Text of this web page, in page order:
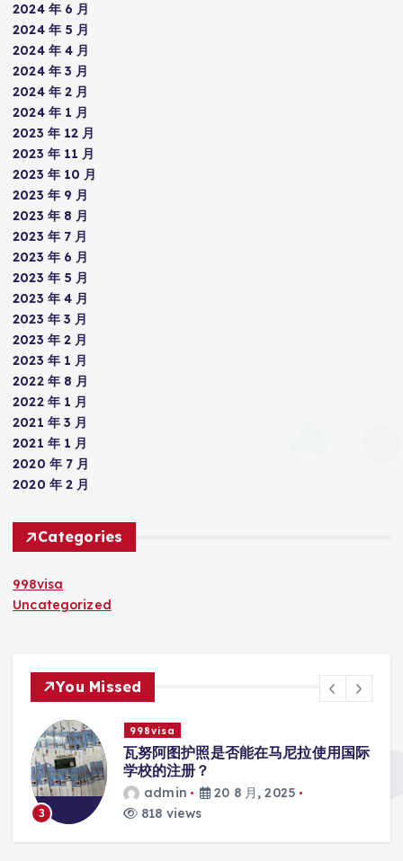
2024 年 6 月
2024 年 5 月
2024 年 4 月
2024 年 3 月
2024 年 2 月
2024 年 1 月
2023 年 12 月
2023 年 11 月
2023 年 10 月
2023 年 9 月
2023 年 8 月
2023 年 7 月
2023 年 6 月
2023 年 5 月
2023 年 4 月
2023 年 3 月
2023 年 2 月
2023 年 1 月
2022 年 8 月
2022 年 1 月
2021 年 3 月
2021 年 1 月
2020 年 7 月
2020 年 2 月
Categories
998visa
Uncategorized
You Missed
3
998visa
瓦努阿图护照是否能在马尼拉使用国际
学校的注册？
admin
20 8 月, 2025
818 views